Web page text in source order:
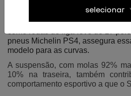
Um conjunto de itens presentes
pneus Michelin PS4, assegura
modelo para as curvas.
A suspensão, com molas 92%
10% na traseira, também
comportamento esportivo a que o
selecionar